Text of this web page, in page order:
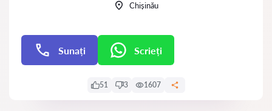
Chișinău
Sunați Scrieți
51 3 1607